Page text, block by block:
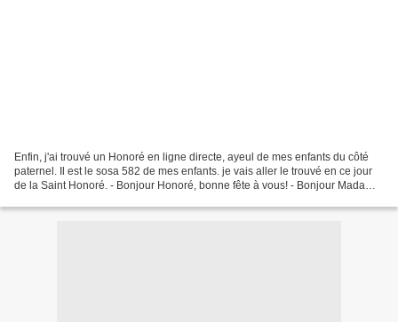
Enfin, j'ai trouvé un Honoré en ligne directe, ayeul de mes enfants du côté
paternel. Il est le sosa 582 de mes enfants. je vais aller le trouvé en ce jour
de la Saint Honoré. - Bonjour Honoré, bonne fête à vous! - Bonjour Madame,